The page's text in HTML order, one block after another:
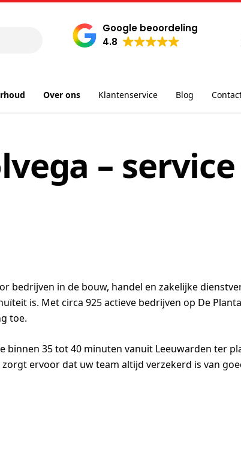
Google beoordeling
4.8
Over ons Klantenservice Blog
–
bedrijven in de bouw, handel en zakelijke
is. Met circa 925 actieve bedrijven op De
toe.
35 tot 40 minuten vanuit Leeuwarden ter
ervoor dat uw team altijd verzekerd is van